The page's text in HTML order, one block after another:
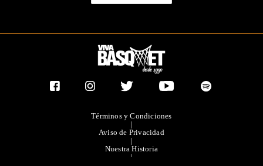
Términos y Condiciones
|
Aviso de Privacidad
|
Nuestra Historia
|